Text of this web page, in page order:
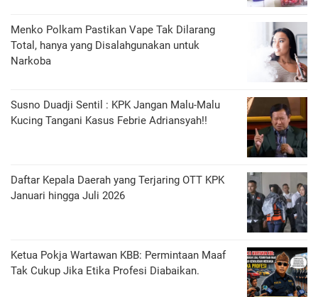
Menko Polkam Pastikan Vape Tak Dilarang
Total, hanya yang Disalahgunakan untuk
Narkoba
Susno Duadji Sentil : KPK Jangan Malu-Malu
Kucing Tangani Kasus Febrie Adriansyah!!
Daftar Kepala Daerah yang Terjaring OTT KPK
Januari hingga Juli 2026
Ketua Pokja Wartawan KBB: Permintaan Maaf
Tak Cukup Jika Etika Profesi Diabaikan.